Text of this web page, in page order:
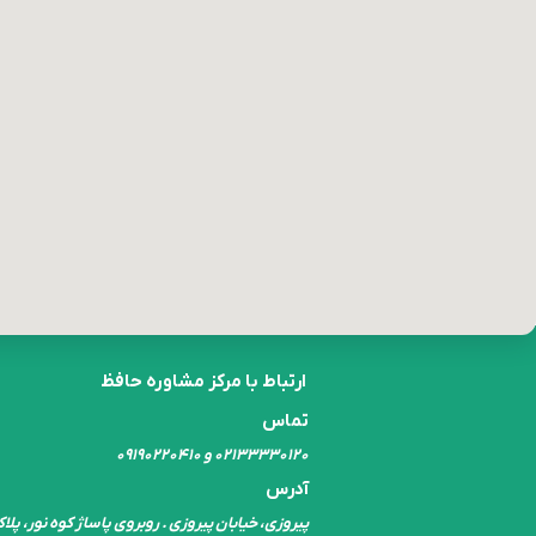
تماس
۰۲۱۳۳۳۳۰​​​​​​​۱۲۰ و ۰۹۱۹۰۲۲۰۴۱۰
آدرس
پیروزی، خیابان پیروزی . روبروی پاساژ کوه نور، پلاک
ارتباط با مرکز مشاوره حافظ